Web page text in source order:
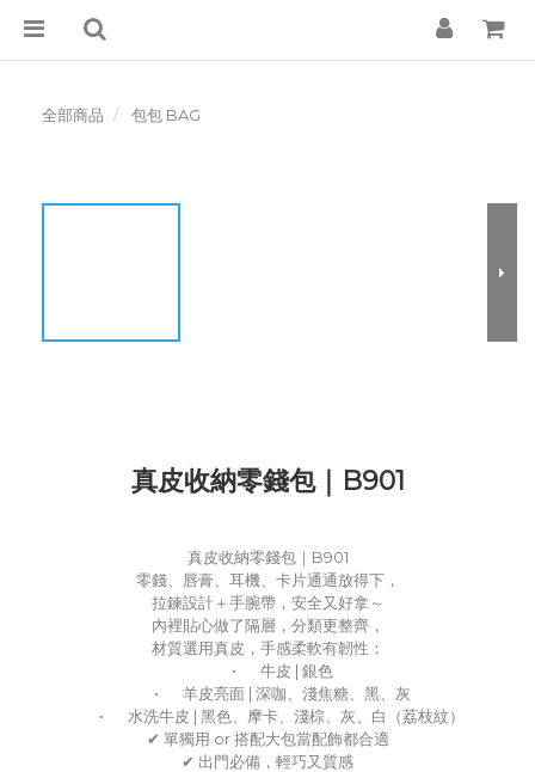
全部商品 包包 BAG
真皮收納零錢包｜B901
真皮收納零錢包｜B901
零錢、唇膏、耳機、卡片通通放得下，
拉鍊設計＋手腕帶，安全又好拿～
內裡貼心做了隔層，分類更整齊，
材質選用真皮，手感柔軟有韌性：
	•	牛皮 | 銀色
	•	羊皮亮面 | 深咖、淺焦糖、黑、灰
	•	水洗牛皮 | 黑色、摩卡、淺棕、灰、白（荔枝紋）
✔ 單獨用 or 搭配大包當配飾都合適
✔ 出門必備，輕巧又質感